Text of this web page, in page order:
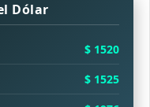
Dólar
$ 1520
$ 1525